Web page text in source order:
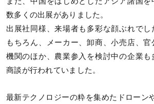
数多くの出展がありました。
出展社同様、来場者も多彩な顔ぶれで
もちろん、メーカー、卸商、小売店、
機関のほか、農業参入を検討中の企業も
商談が行われていました。
最新テクノロジーの粋を集めたドローン